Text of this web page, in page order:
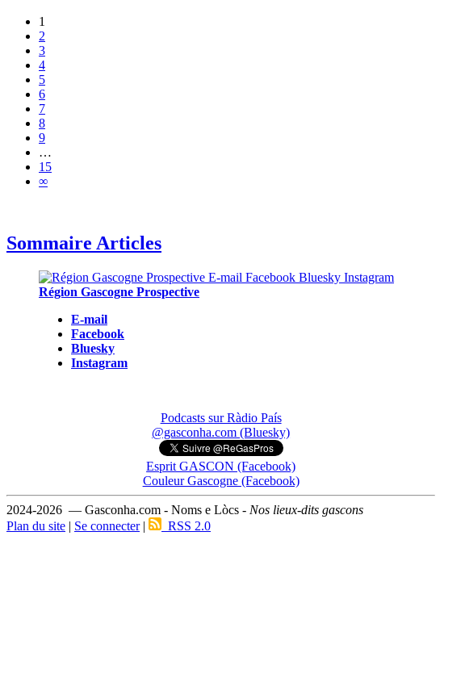
1
2
3
4
5
6
7
8
9
…
15
∞
Sommaire Articles
Région Gascogne Prospective
E-mail
Facebook
Bluesky
Instagram
Podcasts sur Ràdio País
@gasconha.com (Bluesky)
Esprit GASCON (Facebook)
Couleur Gascogne (Facebook)
2024-2026 — Gasconha.com - Noms e Lòcs - Nos lieux-dits gascons
Plan du site | Se connecter| RSS 2.0